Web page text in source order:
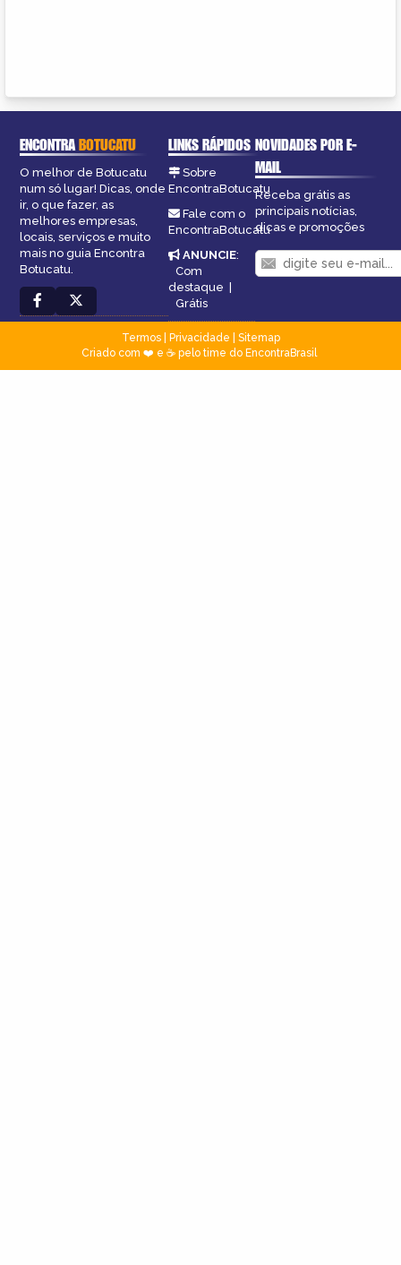
ENCONTRABOTUCATU
O melhor de Botucatu
num só lugar! Dicas, onde
ir, o que fazer, as
melhores empresas,
locais, serviços e muito
mais no guia Encontra
Botucatu.
LINKS RÁPIDOS
Sobre
EncontraBotucatu
Fale com o
EncontraBotucatu
ANUNCIE:
Com
destaque |
Grátis
NOVIDADES POR E-
MAIL
Receba grátis as
principais notícias,
dicas e promoções
Termos| Privacidade
Sitemap
Criado com ❤️ e ☕ pelo time do EncontraBrasil